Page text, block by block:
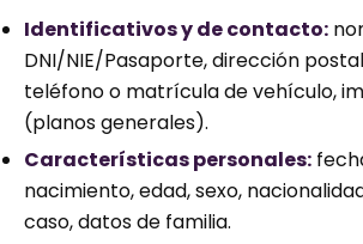
Identificativos y de contacto:
DNI/NIE/Pasaporte, dirección
teléfono o matrícula de vehículo,
(planos generales).
Características personales:
nacimiento, edad, sexo,
caso, datos de familia.